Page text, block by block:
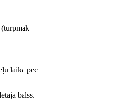
–
laikā pēc
balss.